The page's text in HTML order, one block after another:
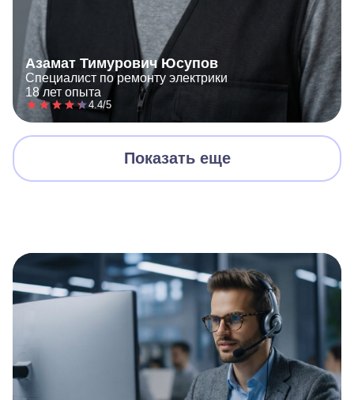
Азамат Тимурович Юсупов
Специалист по ремонту электрики
18 лет опыта
4.4/5
Показать еще